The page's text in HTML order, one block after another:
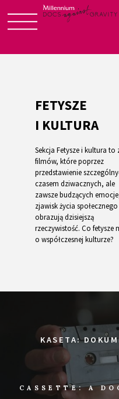
to
Login
FETYSZE
I KULTURA
Sekcja Fetysze i kultura to
filmów, które poprzez
przedstawienie
czasem dziwacznych, ale
zawsze budzących
zjawisk życia społecznego
obrazują dzisiejszą
rzeczywistość. Co fetysze
o współczesnej kulturze?
KASETA:
CASSETTE: A